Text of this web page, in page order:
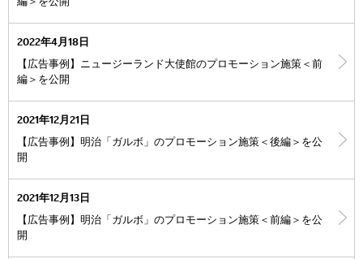
編＞を公開
2022年4月18日
【広告事例】ニュージーランド大使館のプロモーション施策＜前
編＞を公開
2021年12月21日
【広告事例】明治「ガルボ」のプロモーション施策＜後編＞を公
開
2021年12月13日
【広告事例】明治「ガルボ」のプロモーション施策＜前編＞を公
開